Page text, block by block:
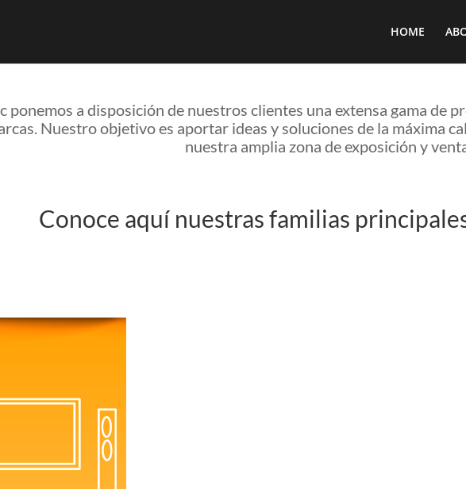
HOME
ponemos a disposición de nuestros clientes una extensa gama de
Nuestro objetivo es aportar ideas y soluciones de la máxima
nuestra amplia zona de exposición y
Conoce aquí nuestras familias